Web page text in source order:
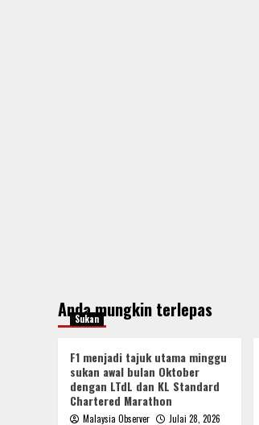
Anda mungkin terlepas
Sukan
F1 menjadi tajuk utama minggu
sukan awal bulan Oktober
dengan LTdL dan KL Standard
Chartered Marathon
Malaysia Observer Julai 28, 2026